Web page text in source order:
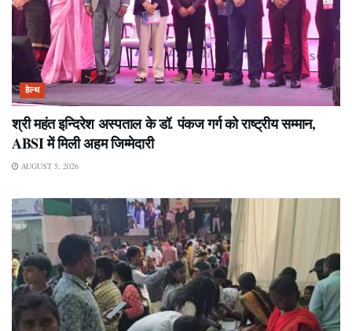
हेल्थ
श्री महंत इन्दिरेश अस्पताल के डॉ. पंकज गर्ग को राष्ट्रीय सम्मान,
ABSI में मिली अहम जिम्मेदारी
AUGUST 5, 2026